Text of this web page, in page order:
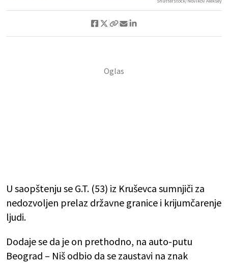
U saopštenju se G.T. (53) iz Kruševca sumnjiči za
nedozvoljen prelaz državne granice i krijumčarenje
ljudi.
Dodaje se da je on prethodno, na auto-putu
Beograd – Niš odbio da se zaustavi na znak